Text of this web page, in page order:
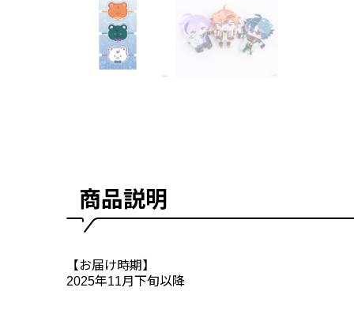
商品説明
【お届け時期】
2025年11月下旬以降